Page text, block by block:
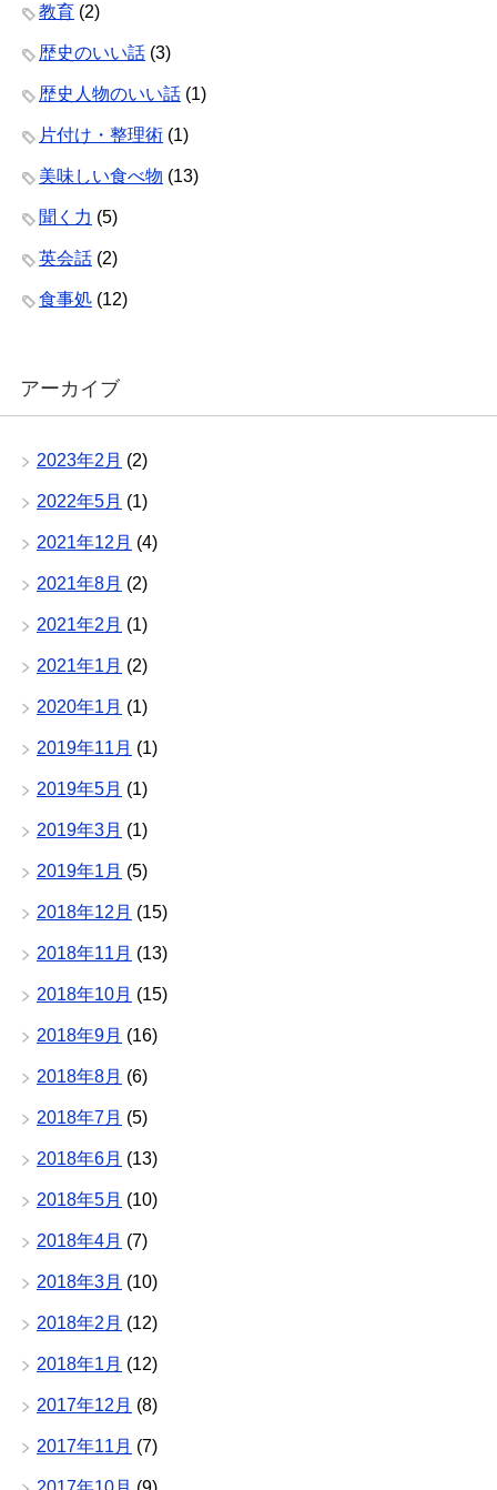
教育 (2)
歴史のいい話 (3)
歴史人物のいい話 (1)
片付け・整理術 (1)
美味しい食べ物 (13)
聞く力 (5)
英会話 (2)
食事処 (12)
アーカイブ
2023年2月 (2)
2022年5月 (1)
2021年12月 (4)
2021年8月 (2)
2021年2月 (1)
2021年1月 (2)
2020年1月 (1)
2019年11月 (1)
2019年5月 (1)
2019年3月 (1)
2019年1月 (5)
2018年12月 (15)
2018年11月 (13)
2018年10月 (15)
2018年9月 (16)
2018年8月 (6)
2018年7月 (5)
2018年6月 (13)
2018年5月 (10)
2018年4月 (7)
2018年3月 (10)
2018年2月 (12)
2018年1月 (12)
2017年12月 (8)
2017年11月 (7)